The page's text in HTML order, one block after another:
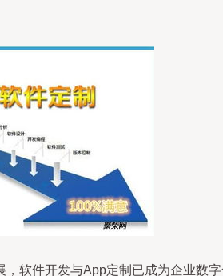
，软件开发与App定制已成为企业数